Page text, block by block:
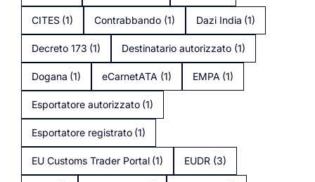
CITES (1) Contrabbando (1) Dazi India (1)
Decreto 173 (1) Destinatario autorizzato (1)
Dogana (1) eCarnetATA (1) EMPA (1)
Esportatore autorizzato (1)
Esportatore registrato (1)
EU Customs Trader Portal (1) EUDR (3)